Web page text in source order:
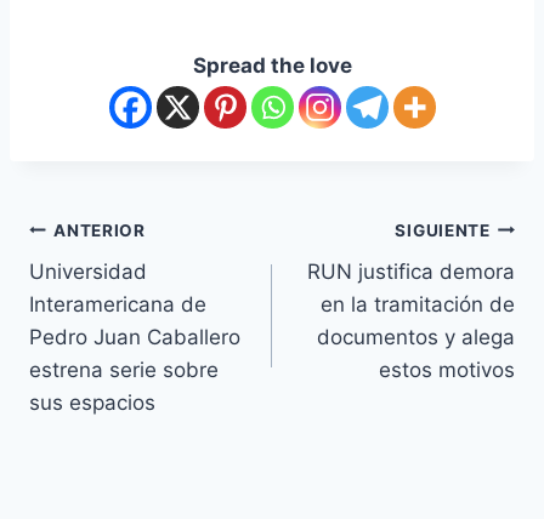
Spread the love
ANTERIOR
Universidad
Interamericana de
Pedro Juan Caballero
estrena serie sobre
sus espacios
SIGUIENTE
RUN justifica demora
en la tramitación de
documentos y alega
estos motivos